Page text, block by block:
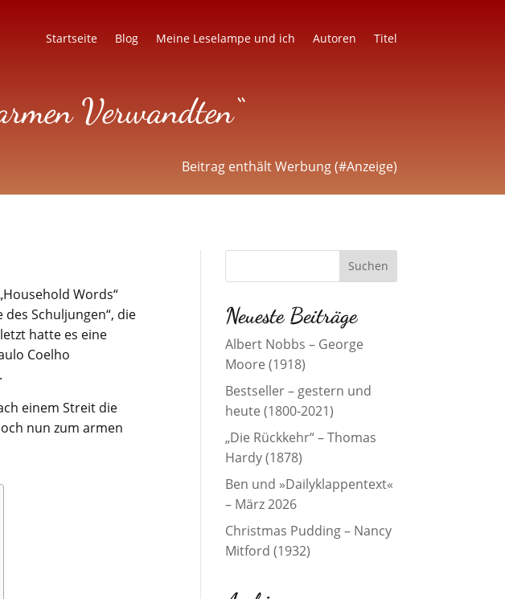
Startseite Blog Meine Leselampe und ich Autoren Titel
Verwandten“
Beitrag enthält Werbung (#Anzeige)
Words“
Schuljungen“, die
hatte es eine
Coelho
.
einem Streit die
nun zum armen
Neueste Beiträge
Albert Nobbs – George
Moore (1918)
Bestseller – gestern und
heute (1800-2021)
„Die Rückkehr“ – Thomas
Hardy (1878)
Ben und »Dailyklappentext«
– März 2026
Christmas Pudding – Nancy
Mitford (1932)